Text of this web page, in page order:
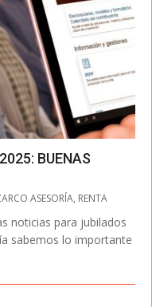
BUENAS
ASESORÍA, RENTA
noticias para jubilados
sabemos lo importante